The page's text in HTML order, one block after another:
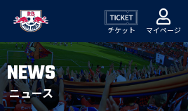
チケット マイページ
NEWS
ニュース